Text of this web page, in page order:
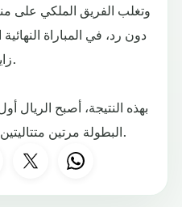
وتغلب الفريق الملكي على
دون رد، في المباراة
زايد بالعاصمة الإماراتية أبوظبي.
بهذه النتيجة، أصبح
البطولة مرتين متتاليتين في رقم جديد يضاف للملكي.